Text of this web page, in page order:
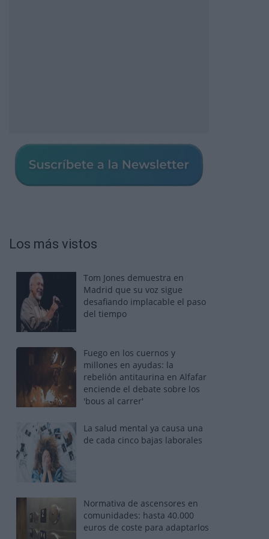
Los más vistos
Tom Jones demuestra en
Madrid que su voz sigue
desafiando implacable el paso
del tiempo
Fuego en los cuernos y
millones en ayudas: la
rebelión antitaurina en Alfafar
enciende el debate sobre los
'bous al carrer'
La salud mental ya causa una
de cada cinco bajas laborales
Normativa de ascensores en
comunidades: hasta 40.000
euros de coste para adaptarlos